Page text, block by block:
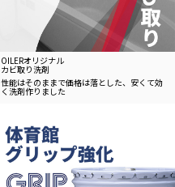
OILERオリジナル
カビ取り洗剤
性能はそのままで価格は落とした、 安くて効
く洗剤作りました